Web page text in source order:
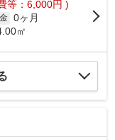
等：6,000円 )
0ヶ月
㎡